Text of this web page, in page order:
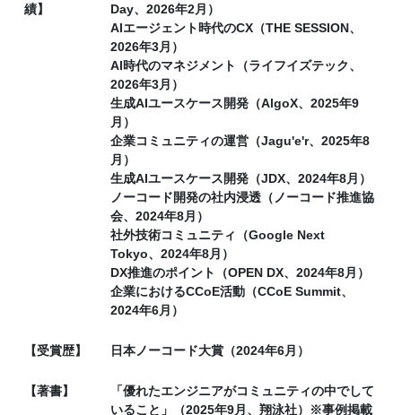
績】
Day、2026年2月）
AIエージェント時代のCX（THE SESSION、
2026年3月）
AI時代のマネジメント（ライフイズテック、
2026年3月）
生成AIユースケース開発（AlgoX、2025年9
月）
企業コミュニティの運営（Jagu'e'r、2025年8
月）
生成AIユースケース開発（JDX、2024年8月）
ノーコード開発の社内浸透（ノーコード推進協
会、2024年8月）
社外技術コミュニティ（Google Next
Tokyo、2024年8月）
DX推進のポイント（OPEN DX、2024年8月）
企業におけるCCoE活動（CCoE Summit、
2024年6月）
【受賞歴】 日本ノーコード大賞（2024年6月）
【著書】
「優れたエンジニアがコミュニティの中でして
いること」（2025年9月、翔泳社）※事例掲載